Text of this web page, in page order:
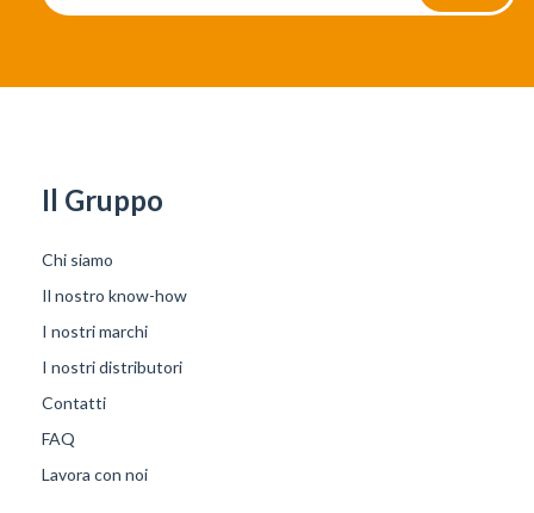
Il Gruppo
Chi siamo
Il nostro know-how
I nostri marchi
I nostri distributori
Contatti
FAQ
Lavora con noi